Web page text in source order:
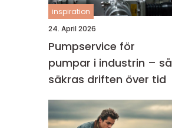
inspiration
24. April 2026
Pumpservice för
pumpar i industrin – så
säkras driften över tid